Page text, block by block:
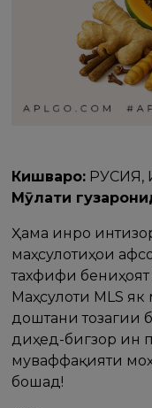
Кишварҳо: РУСИЯ,
Мӯҳлати
Ҳама инро
маҳсулотиҳои
тахфифи
Маҳсулоти MLS як
доштани тозагии
диҳед-бигзор ин
муваффақияти
бошад!